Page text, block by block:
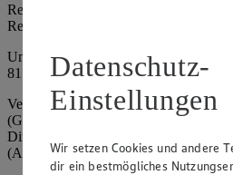
Registergericht: Amtsgericht Ingolstadt
Registernummer: HRA 3325
Umsatzsteuer-Identifikationsnummer
815764015
Vertretungsberechtigte: EDEKA
(Gesellschafter), Claus Hollinger
Dirk Eßmann (Vorstandsmitglied), Leo
(Aufsichtsratsvorsitzender)
Datenschutz-
Einstellungen
Wir setzen Cookies und andere
dir ein bestmögliches